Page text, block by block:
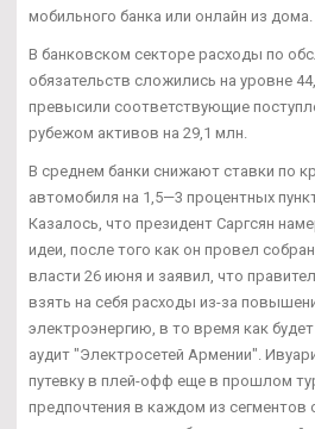
мобильного банка или онлайн из дома.
В банковском секторе расходы по
обязательств сложились на уровне
превысили соответствующие
рубежом активов на 29,1 млн.
В среднем банки снижают ставки по
автомобиля на 1,5—3 процентных
Казалось, что президент Саргсян
идеи, после того как он провел
власти 26 июня и заявил, что
взять на себя расходы из-за
электроэнергию, в то время как
аудит "Электросетей Армении".
путевку в плей-офф еще в прошлом
предпочтения в каждом из сегментов